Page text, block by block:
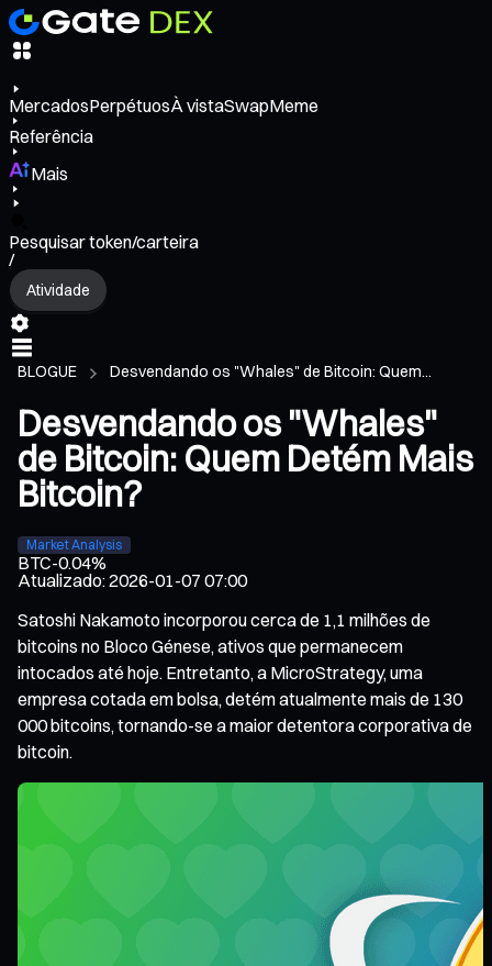
MercadosPerpétuosÀ vistaSwapMeme
Referência
Mais
Pesquisar token/carteira
/
Atividade
BLOGUE Desvendando os "Whales" de Bitcoin: Quem...
Desvendando os "Whales"
de Bitcoin: Quem Detém Mais
Bitcoin?
Market Analysis
BTC-0.04%
Atualizado:2026-01-07 07:00
Satoshi Nakamoto incorporou cerca de 1,1 milhões de
bitcoins no Bloco Génese, ativos que permanecem
intocados até hoje. Entretanto, a MicroStrategy, uma
empresa cotada em bolsa, detém atualmente mais de 130
000 bitcoins, tornando-se a maior detentora corporativa de
bitcoin.